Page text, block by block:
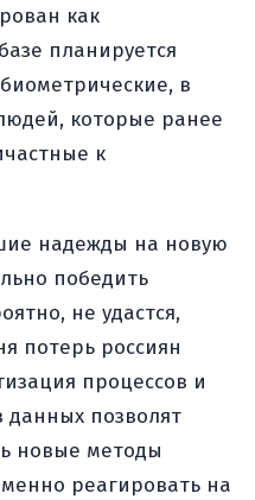
как
планируется
в
которые ранее
к
надежды на новую
победить
не удастся,
потерь россиян
процессов и
данных позволят
новые методы
реагировать на